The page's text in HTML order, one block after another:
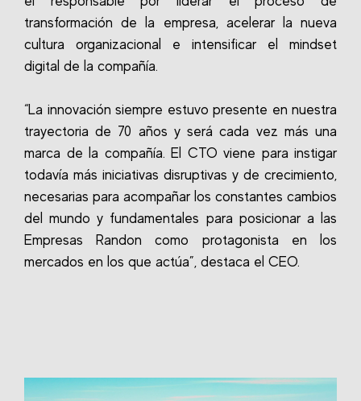
transformación de la empresa, acelerar la nueva
cultura organizacional e intensificar el mindset
digital de la compañía.
“La innovación siempre estuvo presente en nuestra
trayectoria de 70 años y será cada vez más una
marca de la compañía. El CTO viene para instigar
todavía más iniciativas disruptivas y de crecimiento,
necesarias para acompañar los constantes cambios
del mundo y fundamentales para posicionar a las
Empresas Randon como protagonista en los
mercados en los que actúa”, destaca el CEO.